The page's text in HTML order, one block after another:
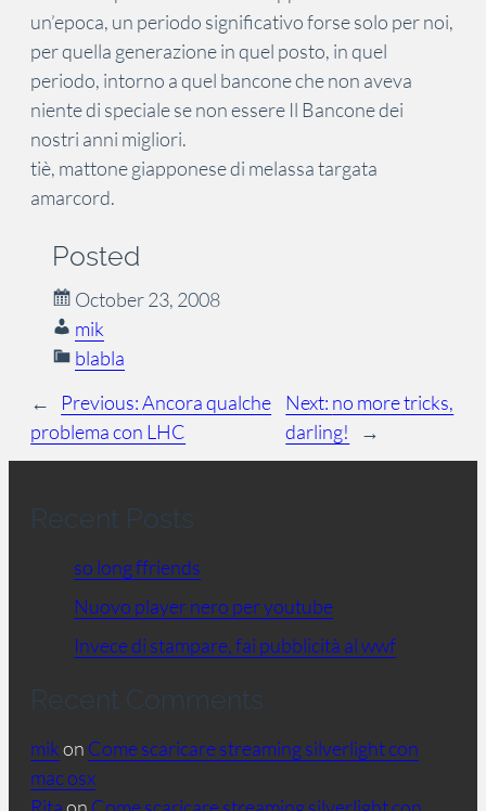
un’epoca, un periodo significativo forse solo per noi,
per quella generazione in quel posto, in quel
periodo, intorno a quel bancone che non aveva
niente di speciale se non essere Il Bancone dei
nostri anni migliori.
tiè, mattone giapponese di melassa targata
amarcord.
Posted
October 23, 2008
mik
blabla
←
Previous:Ancora qualche
problema con LHC
Next: no more tricks,
darling!
→
Recent Posts
so long ffriends
Nuovo player nero per youtube
Invece di stampare, fai pubblicità al wwf
Recent Comments
mikon Come scaricare streaming silverlight con
mac osx